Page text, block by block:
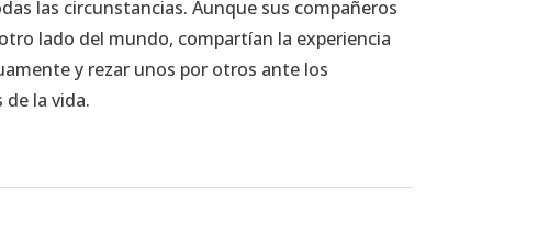
las circunstancias. Aunque sus compañeros
lado del mundo, compartían la experiencia
y rezar unos por otros ante los
la vida.